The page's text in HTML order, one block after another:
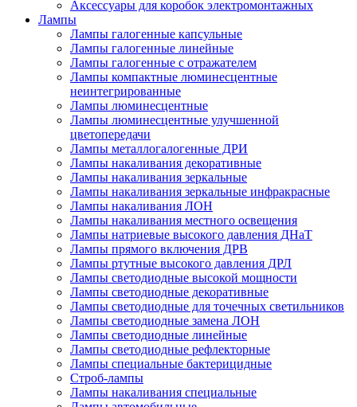
Аксессуары для коробок электромонтажных
Лампы
Лампы галогенные капсульные
Лампы галогенные линейные
Лампы галогенные с отражателем
Лампы компактные люминесцентные
неинтегрированные
Лампы люминесцентные
Лампы люминесцентные улучшенной
цветопередачи
Лампы металлогалогенные ДРИ
Лампы накаливания декоративные
Лампы накаливания зеркальные
Лампы накаливания зеркальные инфракрасные
Лампы накаливания ЛОН
Лампы накаливания местного освещения
Лампы натриевые высокого давления ДНаТ
Лампы прямого включения ДРВ
Лампы ртутные высокого давления ДРЛ
Лампы светодиодные высокой мощности
Лампы светодиодные декоративные
Лампы светодиодные для точечных светильников
Лампы светодиодные замена ЛОН
Лампы светодиодные линейные
Лампы светодиодные рефлекторные
Лампы специальные бактерицидные
Строб-лампы
Лампы накаливания специальные